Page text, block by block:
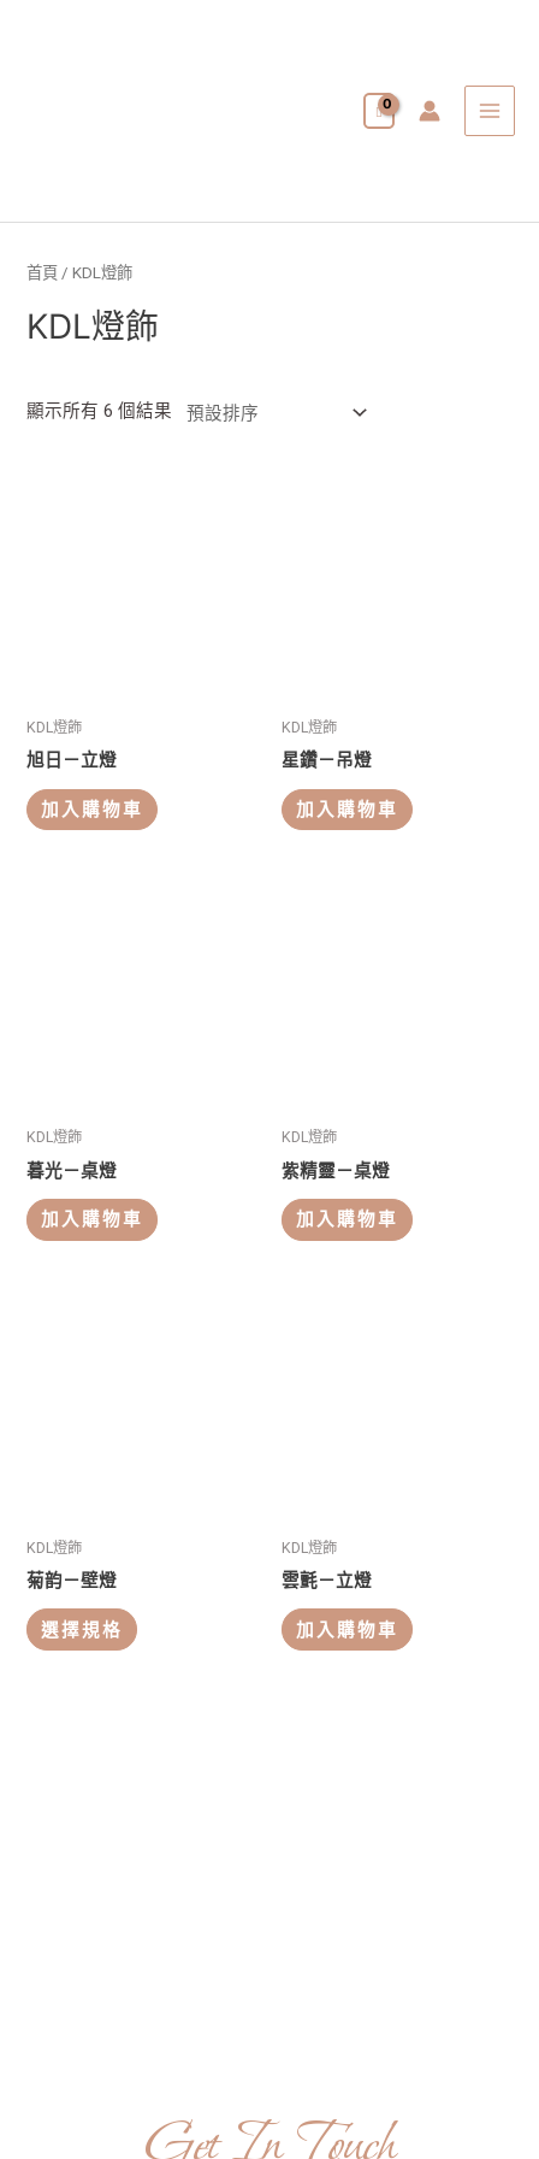
首頁 / KDL燈飾
KDL燈飾
顯示所有 6 個結果
KDL燈飾
旭日－立燈
加入購物車
KDL燈飾
星鑽－吊燈
加入購物車
KDL燈飾
暮光－桌燈
加入購物車
KDL燈飾
紫精靈－桌燈
加入購物車
KDL燈飾
菊韵－壁燈
選擇規格
KDL燈飾
雲氈－立燈
加入購物車